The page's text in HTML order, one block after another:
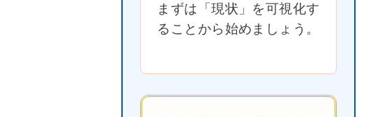
まずは「現状」を可視化す
ることから始めましょう。